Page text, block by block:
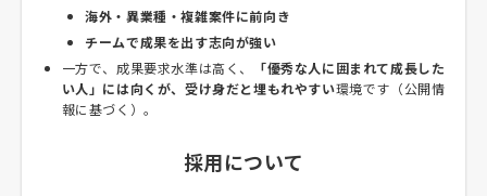
海外・異業種・複雑案件に前向き
チームで成果を出す志向が強い
一方で、成果要求水準は高く、
「優秀な人に囲まれて成長した
い人」には向くが、受け身だと埋もれやすい環境です（公開情
報に基づく）。
採用について